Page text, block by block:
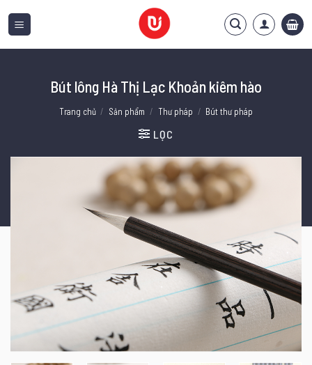
qua
Bút lông Hà Thị Lạc Khoản kiêm hào
Trang chủ / Sản phẩm / Thư pháp / Bút thư pháp
LỌC